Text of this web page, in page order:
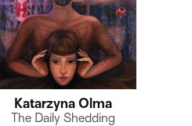
Katarzyna Olma
The Daily Shedding